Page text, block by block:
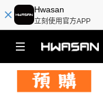
Hwasan
立刻使用官方APP